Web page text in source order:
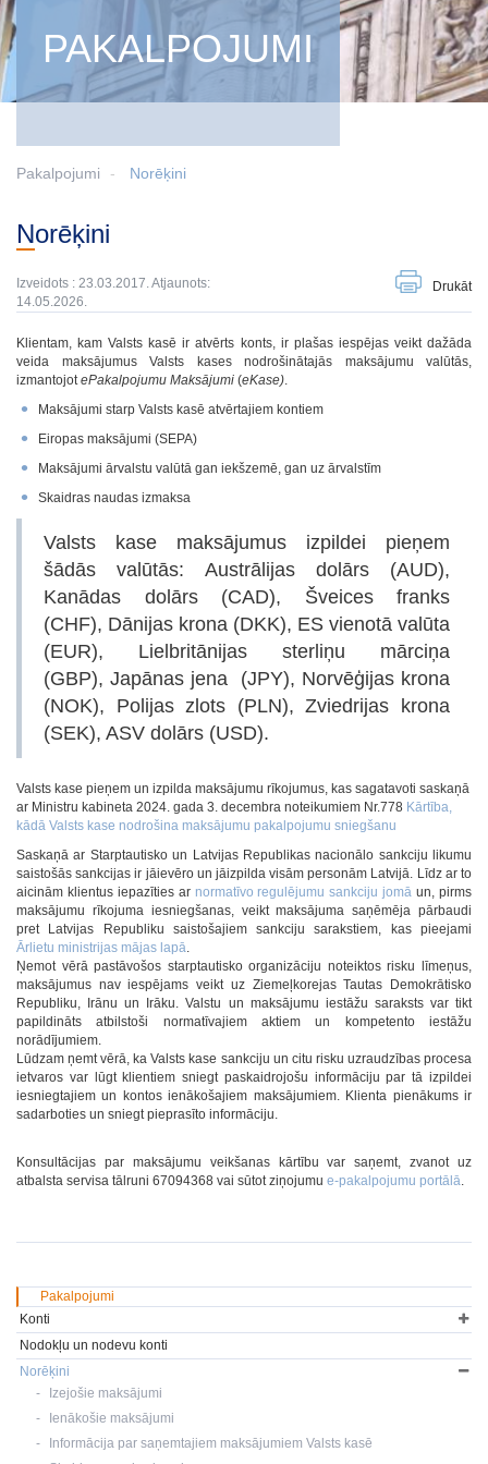
PAKALPOJUMI
Pakalpojumi Norēķini
Norēķini
Izveidots : 23.03.2017. Atjaunots:
14.05.2026.
Drukāt
Klientam, kam Valsts kasē ir atvērts konts, ir plašas iespējas veikt dažāda
veida maksājumus Valsts kases nodrošinātajās maksājumu valūtās,
izmantojotePakalpojumu Maksājumi (eKase).
Maksājumi starp Valsts kasē atvērtajiem kontiem
Eiropas maksājumi (SEPA)
Maksājumi ārvalstu valūtā gan iekšzemē, gan uz ārvalstīm
Skaidras naudas izmaksa
Valsts kase maksājumus izpildei pieņem
šādās valūtās: Austrālijas dolārs (AUD),
Kanādas dolārs (CAD), Šveices franks
(CHF), Dānijas krona (DKK), ES vienotā valūta
(EUR), Lielbritānijas sterliņu mārciņa
(GBP), Japānas jena (JPY), Norvēģijas krona
(NOK), Polijas zlots (PLN), Zviedrijas krona
(SEK), ASV dolārs (USD).
Valsts kase pieņem un izpilda maksājumu rīkojumus, kas sagatavoti saskaņā
ar Ministru kabineta 2024. gada 3. decembra noteikumiem Nr.778 Kārtība,
kādā Valsts kase nodrošina maksājumu pakalpojumu sniegšanu
Saskaņā ar Starptautisko un Latvijas Republikas nacionālo sankciju likumu
saistošās sankcijas ir jāievēro un jāizpilda visām personām Latvijā. Līdz ar to
aicinām klientus iepazīties ar normatīvo regulējumu sankciju jomā un, pirms
maksājumu rīkojuma iesniegšanas, veikt maksājuma saņēmēja pārbaudi
pret Latvijas Republiku saistošajiem sankciju sarakstiem, kas pieejami
Ārlietu ministrijas mājas lapā.
Ņemot vērā pastāvošos starptautisko organizāciju noteiktos risku līmeņus,
maksājumus nav iespējams veikt uz Ziemeļkorejas Tautas Demokrātisko
Republiku, Irānu un Irāku. Valstu un maksājumu iestāžu saraksts var tikt
papildināts atbilstoši normatīvajiem aktiem un kompetento iestāžu
norādījumiem.
Lūdzam ņemt vērā, ka Valsts kase sankciju un citu risku uzraudzības procesa
ietvaros var lūgt klientiem sniegt paskaidrojošu informāciju par tā izpildei
iesniegtajiem un kontos ienākošajiem maksājumiem. Klienta pienākums ir
sadarboties un sniegt pieprasīto informāciju.
Konsultācijas par maksājumu veikšanas kārtību var saņemt, zvanot uz
atbalsta servisa tālruni 67094368 vai sūtot ziņojumu e-pakalpojumu portālā.
Pakalpojumi
Konti
Nodokļu un nodevu konti
Norēķini
Izejošie maksājumi
Ienākošie maksājumi
Informācija par saņemtajiem maksājumiem Valsts kasē